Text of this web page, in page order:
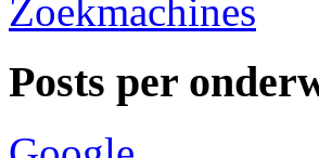
Zoekmachines
Posts per